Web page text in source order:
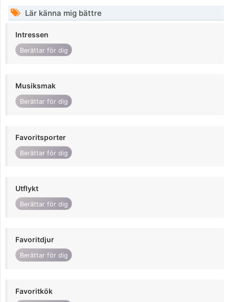
Lär känna mig bättre
Intressen
Berättar för dig
Musiksmak
Berättar för dig
Favoritsporter
Berättar för dig
Utflykt
Berättar för dig
Favoritdjur
Berättar för dig
Favoritkök